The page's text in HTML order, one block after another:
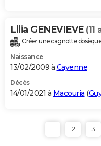
Lilia GENEVIEVE (11
Créer une cagnotte
Naissance
13/02/2009 à Cayenne
Décès
14/01/2021 à Macouria (
1 2 3